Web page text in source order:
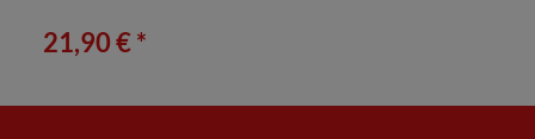
21,90 € *